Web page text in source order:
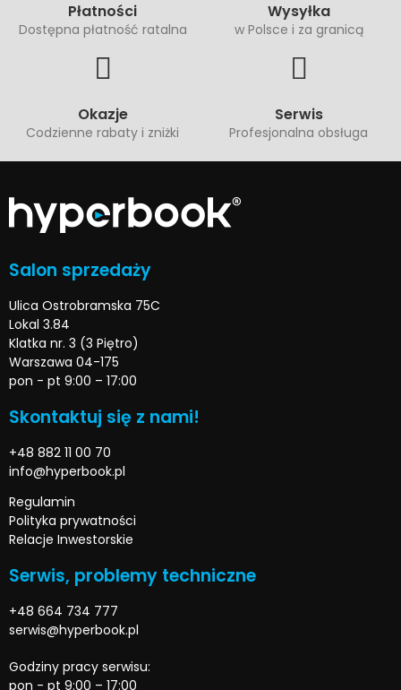
Płatności
Dostępna płatność ratalna
Wysyłka
w Polsce i za granicą
Okazje
Codzienne rabaty i zniżki
Serwis
Profesjonalna obsługa
Salon sprzedaży
Ulica Ostrobramska 75C
Lokal 3.84
Klatka nr. 3 (3 Piętro)
Warszawa 04-175
pon - pt 9:00 – 17:00
Skontaktuj się z nami!
+48 882 11 00 70
info@hyperbook.pl
Regulamin
Polityka prywatności
Relacje Inwestorskie
Serwis, problemy techniczne
+48 664 734 777
serwis@hyperbook.pl
Godziny pracy serwisu:
pon - pt 9:00 – 17:00